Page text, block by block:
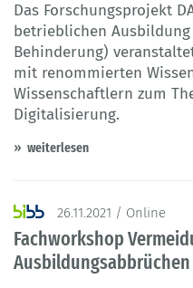
Das Forschungsprojekt
betrieblichen
Behinderung)
mit renommierten
Wissenschaftlern zum
Digitalisierung.
weiterlesen
26.11.2021 / Online
Fachworkshop